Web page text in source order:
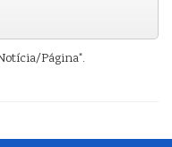
Página".